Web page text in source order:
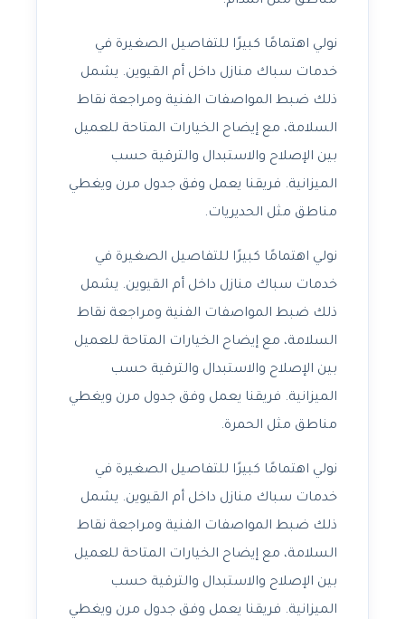
نولي اهتمامًا كبيرًا للتفاصيل الصغيرة في
خدمات سباك منازل داخل أم القيوين. يشمل
ذلك ضبط المواصفات الفنية ومراجعة نقاط
السلامة، مع إيضاح الخيارات المتاحة للعميل
بين الإصلاح والاستبدال والترقية حسب
الميزانية. فريقنا يعمل وفق جدول مرن ويغطي
مناطق مثل الحديريات.
نولي اهتمامًا كبيرًا للتفاصيل الصغيرة في
خدمات سباك منازل داخل أم القيوين. يشمل
ذلك ضبط المواصفات الفنية ومراجعة نقاط
السلامة، مع إيضاح الخيارات المتاحة للعميل
بين الإصلاح والاستبدال والترقية حسب
الميزانية. فريقنا يعمل وفق جدول مرن ويغطي
مناطق مثل الحمرة.
نولي اهتمامًا كبيرًا للتفاصيل الصغيرة في
خدمات سباك منازل داخل أم القيوين. يشمل
ذلك ضبط المواصفات الفنية ومراجعة نقاط
السلامة، مع إيضاح الخيارات المتاحة للعميل
بين الإصلاح والاستبدال والترقية حسب
الميزانية. فريقنا يعمل وفق جدول مرن ويغطي